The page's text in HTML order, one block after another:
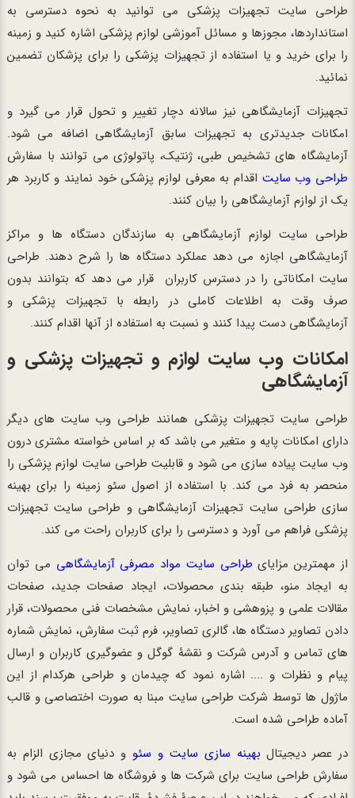
طراحی سایت تجهیزات پزشکی می توانید به نحوه دسترسی به
استانداردها، مجوزها و مسائل آموزشی لوازم پزشکی اشاره کنید و زمینه
را برای خرید و یا استفاده از تجهیزات پزشکی را برای پزشکان تضمین
نمائید.
تجهیزات آزمایشگاهی نیز سالانه دچار تغییر و تحول قرار می گیرد و
امکانات جدیدتری به تجهیزات سابق آزمایشگاهی اضافه می شود.
آزمایشگاه های تشخیص طبی، ژنتیک، پاتولوژی می توانند با سفارش
طراحی وب سایت اقدام به معرفی لوازم پزشکی خود نمایند و کاربرد هر
یک از لوازم آزمایشگاهی را بیان کنند.
طراحی سایت لوازم آزمایشگاهی به سازندگان دستگاه ها و مراکز
آزمایشگاهی اجازه می دهد عملکرد دستگاه ها را شرح دهند. طراحی
سایت امکاناتی را در دسترس کاربران قرار می دهد که بتوانند بدون
صرف وقت به اطلاعات کاملی در رابطه با تجهیزات پزشکی و
آزمایشگاهی دست پیدا کنند و نسبت به استفاده از آنها اقدام کنند.
امکانات وب سایت لوازم و تجهیزات پزشکی و
آزمایشگاهی
طراحی سایت تجهیزات پزشکی همانند طراحی وب سایت های دیگر
دارای امکانات پایه و متغیر می باشد که بر اساس خواسته مشتری درون
وب سایت پیاده سازی می شود و قابلیت طراحی سایت لوازم پزشکی را
منحصر به فرد می کند. با استفاده از اصول سئو زمینه را برای بهینه
سازی طراحی سایت تجهیزات آزمایشگاهی و طراحی سایت تجهیزات
پزشکی فراهم می آورد و دسترسی را برای کاربران راحت می کند.
از مهمترین مزایای طراحی سایت مواد مصرفی آزمایشگاهی می توان
به ایجاد منو، طبقه بندی محصولات، ایجاد صفحات جدید، صفحات
مقالات علمی و پزوهشی و اخبار، نمایش مشخصات فنی محصولات، قرار
دادن تصاویر دستگاه ها، گالری تصاویر، فرم ثبت سفارش، نمایش شماره
های تماس و آدرس شرکت و نقشۀ گوگل و عضوگیری کاربران و ارسال
پیام و نظرات و .... اشاره نمود که چیدمان و طراحی هرکدام از این
ماژول ها توسط شرکت طراحی سایت مبنا به صورت اختصاصی و قالب
آماده طراحی شده است.
در عصر دیجیتال بهینه سازی سایت و سئو و دنیای مجازی الزام به
سفارش طراحی سایت برای شرکت ها و فروشگاه ها احساس می شود و